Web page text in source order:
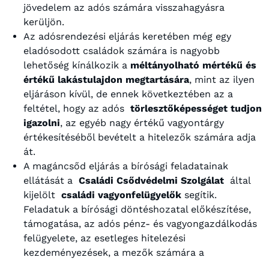
jövedelem az adós számára visszahagyásra
kerüljön.
Az adósrendezési eljárás keretében még egy
eladósodott családok számára is nagyobb
lehetőség kínálkozik a méltányolható mértékű és
értékű lakástulajdon megtartására, mint az ilyen
eljáráson kívül, de ennek következtében az a
feltétel, hogy az adós törlesztőképességet tudjon
igazolni, az egyéb nagy értékű vagyontárgy
értékesítéséből bevételt a hitelezők számára adja
át.
A magáncsőd eljárás a bírósági feladatainak
ellátását a Családi Csődvédelmi Szolgálat által
kijelölt családi vagyonfelügyelők segítik.
Feladatuk a bírósági döntéshozatal előkészítése,
támogatása, az adós pénz- és vagyongazdálkodás
felügyelete, az esetleges hitelezési
kezdeményezések, a mezők számára a